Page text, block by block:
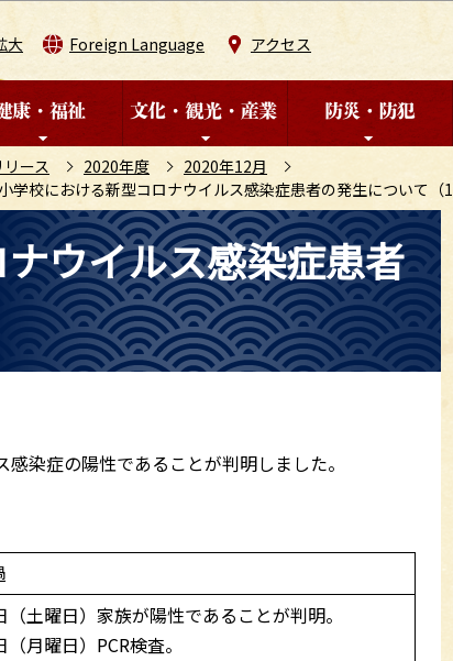
大 Foreign Language アクセス
ース 2020年度
2020年12月
学校における新型コロナウイルス感染症患者の発生について（
ウイルス感染症患者
染症の陽性であることが判明しました。
（土曜日）家族が陽性であることが判明。
（月曜日）PCR検査。